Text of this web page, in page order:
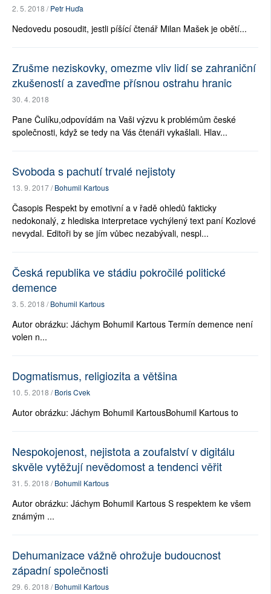
2. 5. 2018 /Petr Huďa
Nedovedu posoudit, jestli píšící čtenář Milan Mašek je obětí...
Zrušme neziskovky, omezme vliv lidí se zahraniční
zkušeností a zaveďme přísnou ostrahu hranic
30. 4. 2018
Pane Čulíku,odpovídám na Vaši výzvu k problémům české
společnosti, když se tedy na Vás čtenáři vykašlali. Hlav...
Svoboda s pachutí trvalé nejistoty
13. 9. 2017 /Bohumil Kartous
Časopis Respekt by emotivní a v řadě ohledů fakticky
nedokonalý, z hlediska interpretace vychýlený text paní Kozlové
nevydal. Editoři by se jím vůbec nezabývali, nespl...
Česká republika ve stádiu pokročilé politické
demence
3. 5. 2018 /Bohumil Kartous
Autor obrázku: Jáchym Bohumil Kartous Termín demence není
volen n...
Dogmatismus, religiozita a většina
10. 5. 2018 /Boris Cvek
Autor obrázku: Jáchym Bohumil KartousBohumil Kartous to
Nespokojenost, nejistota a zoufalství v digitálu
skvěle vytěžují nevědomost a tendenci věřit
31. 5. 2018 /Bohumil Kartous
Autor obrázku: Jáchym Bohumil Kartous S respektem ke všem
známým ...
Dehumanizace vážně ohrožuje budoucnost
západní společnosti
29. 6. 2018 /Bohumil Kartous